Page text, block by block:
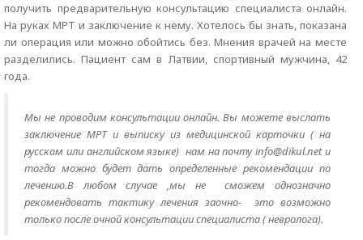
получить предварительную консультацию специалиста онлайн.
На руках МРТ и заключение к нему. Хотелось бы знать, показана
ли операция или можно обойтись без. Мнения врачей на месте
разделились. Пациент сам в Латвии, спортивный мужчина, 42
года.
Мы не проводим консультации онлайн. Вы можете выслать
заключение МРТ и выписку из медицинской карточки ( на
русском или английском языке) нам на почту info@dikul.net и
тогда можно будет дать определенные рекомендации по
лечению.В любом случае ,мы не сможем однозначно
рекомендовать тактику лечения заочно- это возможно
только после очной консультации специалиста ( невролога).